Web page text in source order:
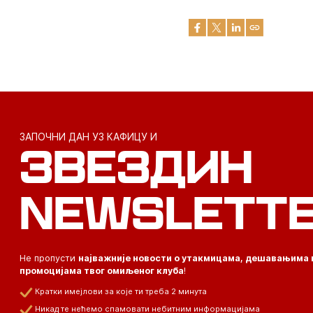
ЗАПОЧНИ ДАН УЗ КАФИЦУ И
ЗВЕЗДИН
Не пропусти најважније новости о утакмицама, дешавањима
промоцијама твог омиљеног клуба!
Кратки имејлови за које ти треба 2 минута
Никад те нећемо спамовати небитним информацијама